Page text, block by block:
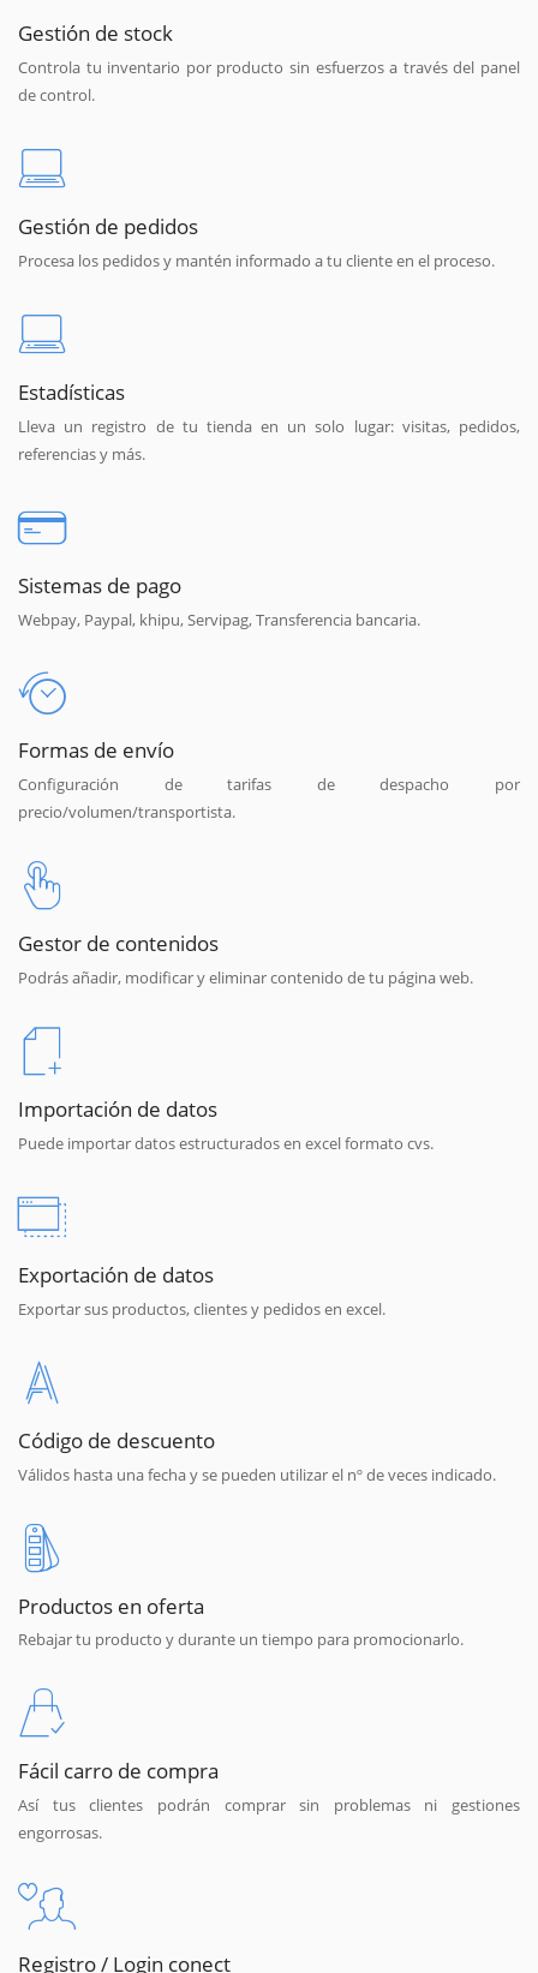
Gestión de stock
Controla tu inventario por producto sin esfuerzos a través del panel
de control.
Gestión de pedidos
Procesa los pedidos y mantén informado a tu cliente en el proceso.
Estadísticas
Lleva un registro de tu tienda en un solo lugar: visitas, pedidos,
referencias y más.
Sistemas de pago
Webpay, Paypal, khipu, Servipag, Transferencia bancaria.
Formas de envío
Configuración de tarifas de despacho por
precio/volumen/transportista.
Gestor de contenidos
Podrás añadir, modificar y eliminar contenido de tu página web.
Importación de datos
Puede importar datos estructurados en excel formato cvs.
Exportación de datos
Exportar sus productos, clientes y pedidos en excel.
Código de descuento
Válidos hasta una fecha y se pueden utilizar el nº de veces indicado.
Productos en oferta
Rebajar tu producto y durante un tiempo para promocionarlo.
Fácil carro de compra
Así tus clientes podrán comprar sin problemas ni gestiones
engorrosas.
Registro / Login conect